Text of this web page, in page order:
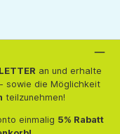
an und erhalte
sowie die Möglichkeit
teilzunehmen!
einmalig 5% Rabatt